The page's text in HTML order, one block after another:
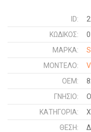
ID:
ΚΩΔΙΚΌΣ:
ΜΑΡΚΑ:
ΜΟΝΤΕΛΟ:
OEM:
ΓΝΉΣΙΟ:
ΚΑΤΗΓΟΡΊΑ:
ΘΈΣΗ: